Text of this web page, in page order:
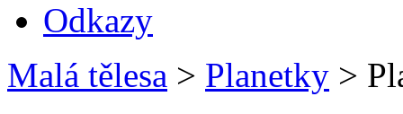
Odkazy
Malá tělesa > Planetky >